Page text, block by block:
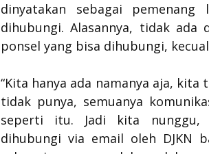
dinyatakan sebagai
dihubungi. Alasannya, tidak
ponsel yang bisa dihubungi,
“Kita hanya ada namanya aja,
tidak punya, semuanya
seperti itu. Jadi kita nunggu,
dihubungi via email oleh DJKN